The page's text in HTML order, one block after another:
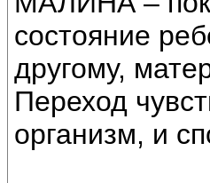
состояние
другому,
Переход
организм, и